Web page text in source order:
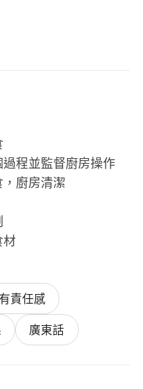
程並監督廚房操作
廚房清潔
材
責任感
廣東話